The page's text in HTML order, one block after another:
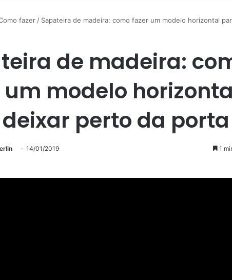
fazer / Sapateira de madeira: como fazer um modelo horizontal
de madeira:
modelo
perto da porta
14/01/2019 1